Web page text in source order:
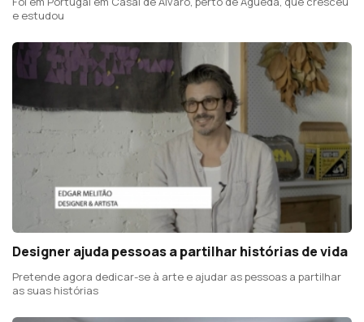
e estudou
Designer ajuda pessoas a partilhar histórias de vida
Pretende agora dedicar-se à arte e ajudar as pessoas a partilhar
as suas histórias